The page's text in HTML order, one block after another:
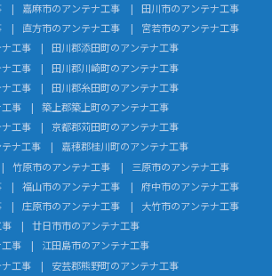
嘉麻市のアンテナ工事
田川市のアンテナ工事
直方市のアンテナ工事
宮若市のアンテナ工事
工事
田川郡添田町のアンテナ工事
工事
田川郡川崎町のアンテナ工事
工事
田川郡糸田町のアンテナ工事
事
築上郡築上町のアンテナ工事
工事
京都郡苅田町のアンテナ工事
ナ工事
嘉穂郡桂川町のアンテナ工事
竹原市のアンテナ工事
三原市のアンテナ工事
福山市のアンテナ工事
府中市のアンテナ工事
庄原市のアンテナ工事
大竹市のアンテナ工事
廿日市市のアンテナ工事
事
江田島市のアンテナ工事
工事
安芸郡熊野町のアンテナ工事